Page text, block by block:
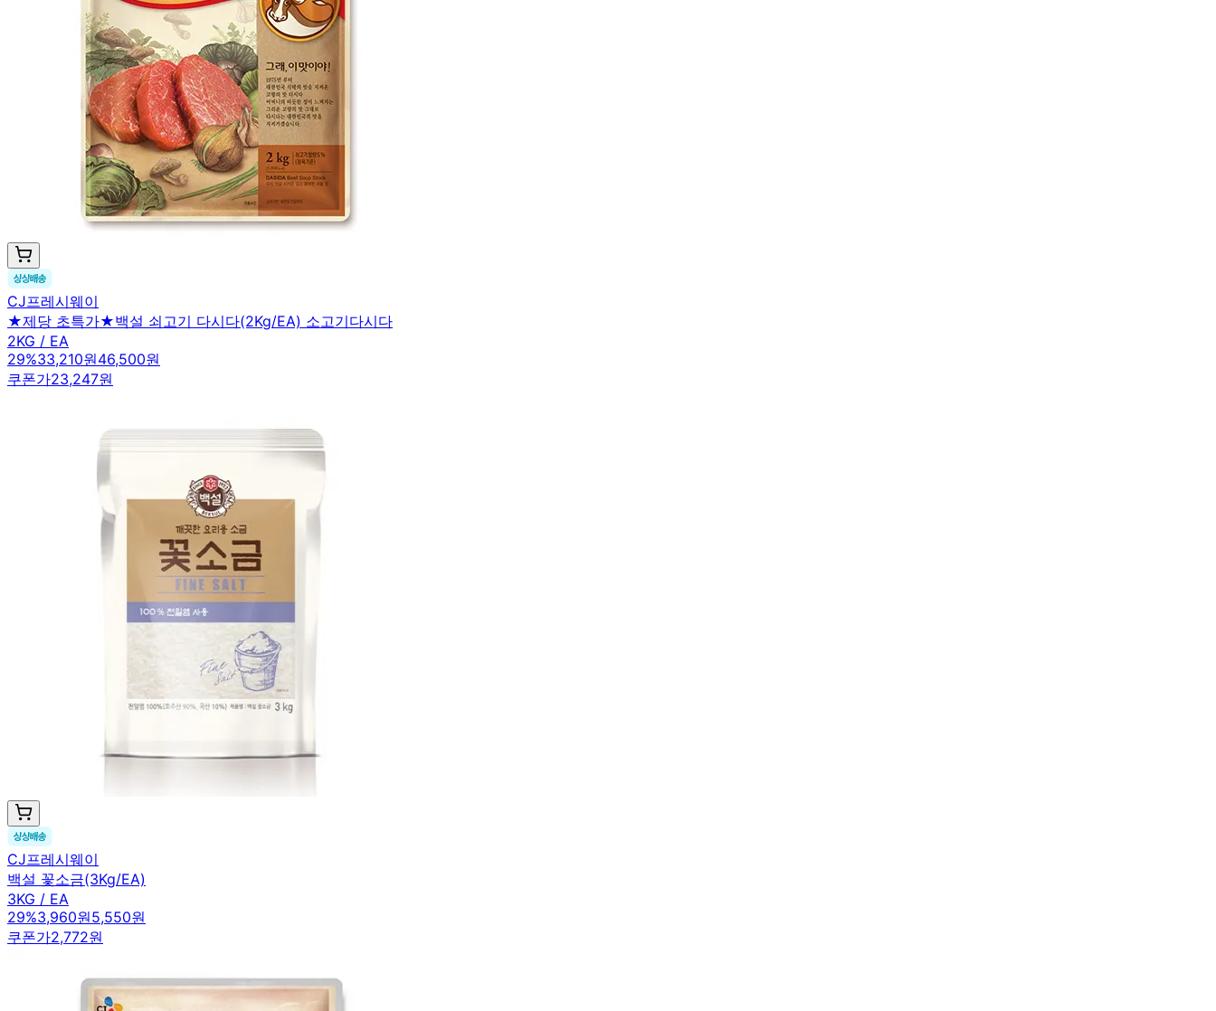
CJ프레시웨이
★제당 초특가★백설 쇠고기 다시다(2Kg/EA) 소고기다시다
2KG / EA
29%33,210원46,500원
쿠폰가23,247원
CJ프레시웨이
백설 꽃소금(3Kg/EA)
3KG / EA
29%3,960원5,550원
쿠폰가2,772원